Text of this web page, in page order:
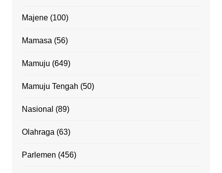
Majene(100)
Mamasa (56)
Mamuju (649)
Mamuju Tengah (50)
Nasional (89)
Olahraga (63)
Parlemen (456)